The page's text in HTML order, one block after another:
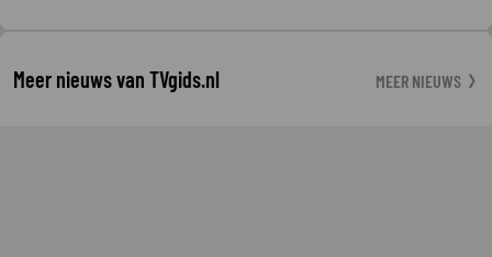
Meer nieuws van TVgids.nl MEER NIEUWS